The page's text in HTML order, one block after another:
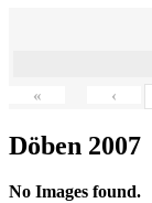
« ‹
Döben 2007
No Images found.